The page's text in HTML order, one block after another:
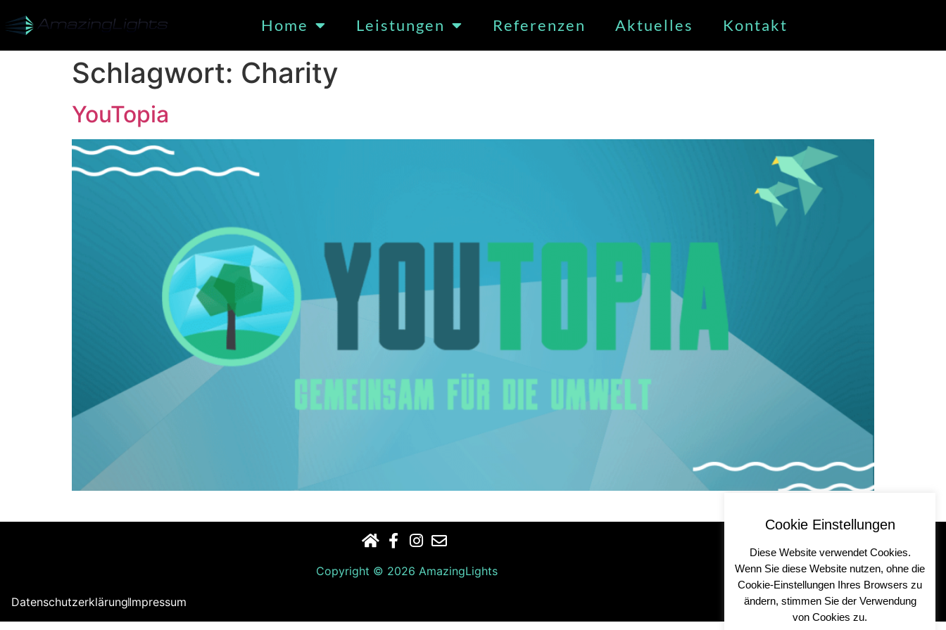
Home Leistungen Referenzen Aktuelles Kontakt
Schlagwort: Charity
YouTopia
Copyright © 2026 AmazingLights
DatenschutzerklärungImpressum
Cookie Einstellungen
Diese Website verwendet Cookies.
Wenn Sie diese Website nutzen, ohne die
Cookie-Einstellungen Ihres Browsers zu
ändern, stimmen Sie der Verwendung
von Cookies zu.